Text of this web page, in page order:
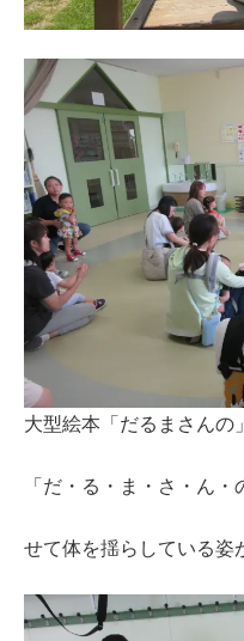
大型絵本「だるまさんの」
「だ・る・ま・さ・ん
せて体を揺らしている姿